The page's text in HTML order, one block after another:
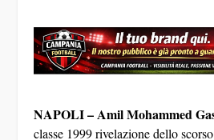
NAPOLI – Amil Mohammed
classe 1999 rivelazione dello